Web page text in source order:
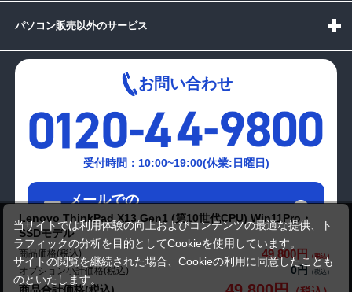
Lenovo ThinkPad X13 Gen1 (第10世代CPU) Win11Pro・
SSDモデル
商品価格(税込) 49,800円
オプション小計価格(税込)
0円
パソコン販売以外のサービス
お問い合わせ
受付時間：10:00~19:00(休業:日曜日)
メールでの
お問い合わせはこちら
当サイトでは利用体験の向上およびコンテンツの最適な提供、ト
ラフィックの分析を目的としてCookieを使用しています。
サイトの閲覧を継続された場合、Cookieの利用に同意したことも
のといたします。